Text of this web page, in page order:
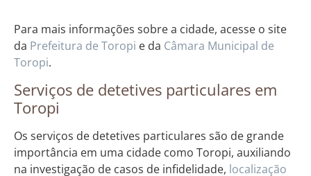
Para mais informações sobre a cidade, acesse o site
da Prefeitura de Toropi e da Câmara Municipal de
Toropi.
Serviços de detetives particulares em
Toropi
Os serviços de detetives particulares são de grande
importância em uma cidade como Toropi, auxiliando
na investigação de casos de infidelidade, localização